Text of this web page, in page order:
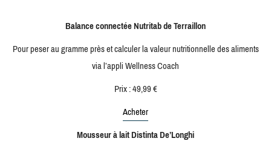
Balance connectée Nutritab de Terraillon
Pour peser au gramme près et calculer la valeur nutritionnelle des aliments
via l’appli Wellness Coach
Prix : 49,99 €
Acheter
Mousseur à lait Distinta De’Longhi